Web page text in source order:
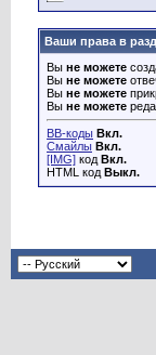
Ваши права в
Вы не можете
Вы не можете
Вы не можете
Вы не можете
BB-коды Вкл.
Смайлы Вкл.
[IMG] код Вкл.
HTML код Выкл.